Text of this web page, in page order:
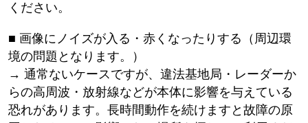
ください。
■ 画像にノイズが入る・赤くなったりする（周辺環
境の問題となります。）
→ 通常ないケースですが、違法基地局・レーダーか
らの高周波・放射線などが本体に影響を与えている
恐れがあります。長時間動作を続けますと故障の原